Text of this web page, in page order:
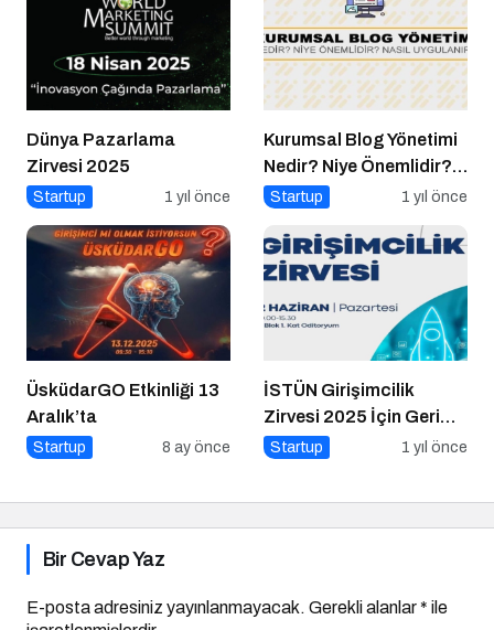
Dünya Pazarlama
Zirvesi 2025
Startup 1 yıl önce
Kurumsal Blog Yönetimi
Nedir? Niye Önemlidir?
Kurumsal Blog Yönetimi
Startup 1 yıl önce
ÜsküdarGO Etkinliği 13
Aralık’ta
Startup 8 ay önce
İSTÜN Girişimcilik
Zirvesi 2025 İçin Geri
Sayım
Startup 1 yıl önce
Bir Cevap Yaz
E-posta adresiniz yayınlanmayacak. Gerekli alanlar* ile